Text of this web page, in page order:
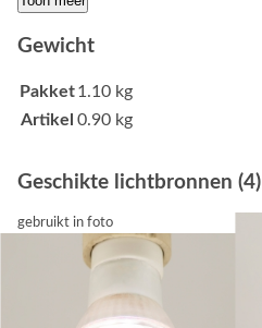
Gewicht
Pakket1.10 kg
Artikel 0.90 kg
Geschikte lichtbronnen (4)
gebruikt in foto